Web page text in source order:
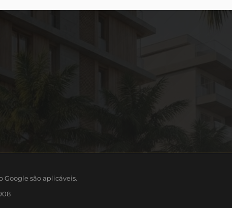
Google são aplicáveis.